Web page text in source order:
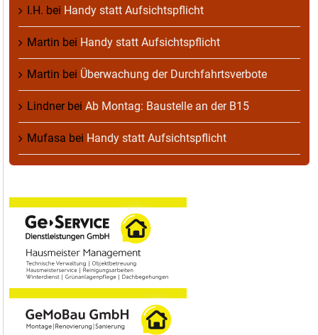
I.H. bei Handy statt Aufsichtspflicht
Martin bei Handy statt Aufsichtspflicht
Martin bei Überwachung der Durchfahrtsverbote
Lindnerbei Ab Montag: Baustelle an der B15
Mufasa bei Handy statt Aufsichtspflicht